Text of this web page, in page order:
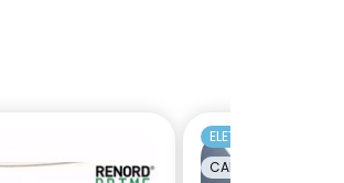
ELETTRICA
CAMBIO